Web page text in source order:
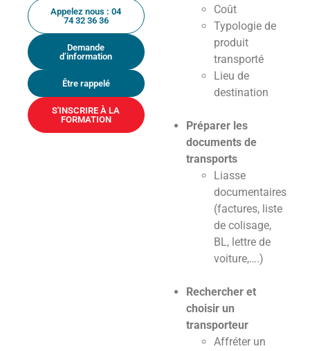
Appelez nous : 04
74 32 36 36
Demande
d’information
Être rappelé
S'INSCRIRE À LA
FORMATION
Coût
Typologie de
produit
transporté
Lieu de
destination
Préparer les
documents de
transports
Liasse
documentaires
(factures, liste
de colisage,
BL, lettre de
voiture,….)
Rechercher et
choisir un
transporteur
Affréter un